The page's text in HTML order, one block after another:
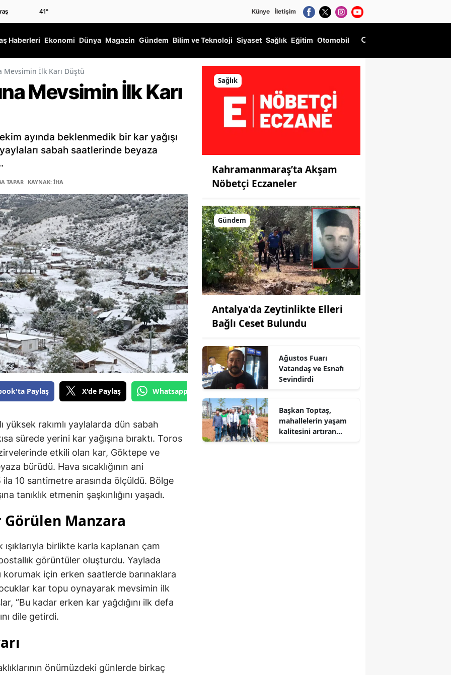
41° Künye İletişim
Haberleri Ekonomi Dünya Magazin Gündem Bilim ve Teknoloji Siyaset Sağlık Eğitim Otomobil
Mevsimin İlk Karı Düştü
Mevsimin İlk Karı
ayında beklenmedik bir kar yağışı
sabah saatlerinde beyaza
TAPAR KAYNAK: İHA
Paylaş X'de Paylaş Whatsapp'tan Gönder
yüksek rakımlı yaylalarda dün sabah
sürede yerini kar yağışına bıraktı. Toros
etkili olan kar, Göktepe ve
bürüdü. Hava sıcaklığının ani
ila 10 santimetre arasında ölçüldü. Bölge
tanıklık etmenin şaşkınlığını yaşadı.
Manzara
ışıklarıyla birlikte karla kaplanan çam
görüntüler oluşturdu. Yaylada
korumak için erken saatlerde barınaklara
kar topu oynayarak mevsimin ilk
“Bu kadar erken kar yağdığını ilk defa
dile getirdi.
önümüzdeki günlerde birkaç
Sağlık
Kahramanmaraş’ta Akşam
Nöbetçi Eczaneler
Gündem
Antalya'da Zeytinlikte Elleri
Bağlı Ceset Bulundu
Ağustos Fuarı
Vatandaş ve Esnafı
Sevindirdi
Başkan Toptaş,
mahallelerin yaşam
kalitesini artıran